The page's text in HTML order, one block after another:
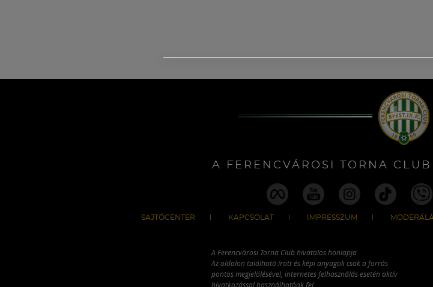
A FERENCVÁROSI TORNA
SAJTÓCENTER KAPCSOLAT IMPRESSZUM
A Ferencvárosi Torna Club hivatalos honlapja
Az oldalon található írott és képi anyagok csak a forrás
pontos megjelölésével, internetes felhasználás esetén aktív
hivatkozással használhatóak fel.